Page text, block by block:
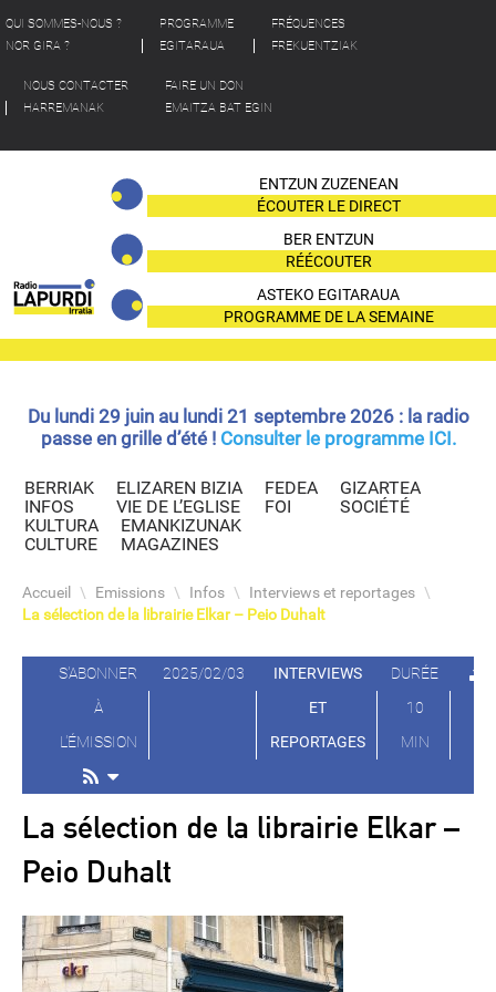
QUI SOMMES-NOUS ?
NOR GIRA ?
PROGRAMME
EGITARAUA
FRÉQUENCES
FREKUENTZIAK
NOUS CONTACTER
HARREMANAK
FAIRE UN DON
EMAITZA BAT EGIN
ENTZUN ZUZENEAN
ÉCOUTER LE DIRECT
BER ENTZUN
RÉÉCOUTER
ASTEKO EGITARAUA
PROGRAMME DE LA SEMAINE
Du lundi 29 juin au lundi 21 septembre 2026 : la radio
passe en grille d’été ! Consulter le programme ICI.
BERRIAK
INFOS
ELIZAREN BIZIA
VIE DE L’EGLISE
FEDEA
FOI
GIZARTEA
SOCIÉTÉ
KULTURA
CULTURE
EMANKIZUNAK
MAGAZINES
Accueil \ Emissions \ Infos \ Interviews et reportages \
La sélection de la librairie Elkar – Peio Duhalt
S'ABONNER
À
L'ÉMISSION
2025/02/03
INTERVIEWS
ET
REPORTAGES
DURÉE
10
MIN
La sélection de la librairie Elkar –
Peio Duhalt